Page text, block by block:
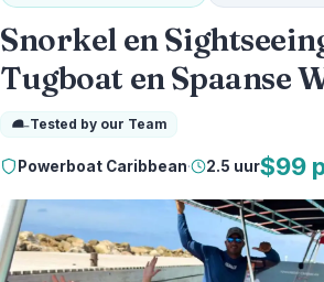
Snorkel en
Tugboat en Spaanse
Tested by our Team
Powerboat Caribbean· 2.5 uur$99